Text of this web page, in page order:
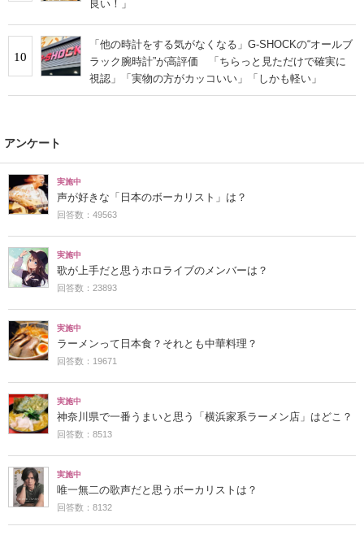
良い！」
10
「他の時計をする気がなくなる」G-SHOCKの“オールブ
ラック腕時計”が高評価 「ちらっと見ただけで確実に
視認」「実物の方がカッコいい」「しかも軽い」
アンケート
実施中
声が好きな「日本のボーカリスト」は？
回答数：49563
実施中
歌が上手だと思うホロライブのメンバーは？
回答数：23893
実施中
ラーメンって日本食？それとも中華料理？
回答数：19671
実施中
神奈川県で一番うまいと思う「横浜家系ラーメン店」はどこ？
回答数：8513
実施中
唯一無二の歌声だと思うボーカリストは？
回答数：8132